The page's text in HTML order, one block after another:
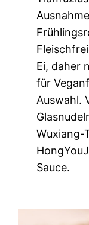
Ei, daher
für
Auswahl.
Wuxiang-
Sauce.